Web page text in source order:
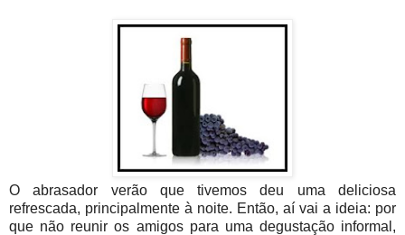
O abrasador verão que tivemos deu uma deliciosa
refrescada, principalmente à noite. Então, aí vai a ideia: por
que não reunir os amigos para uma degustação informal,